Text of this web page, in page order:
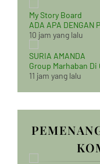
My Story Board
ADA APA DENGAN
10 jam yang lalu
SURIA AMANDA
Group Marhaban Di
11 jam yang lalu